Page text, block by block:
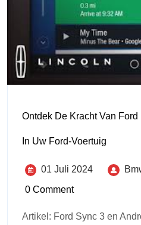
Ontdek De Kracht Van
In Uw Ford-Voertuig
01 Juli 2024
0 Comment
Artikel: Ford Sync 3 en